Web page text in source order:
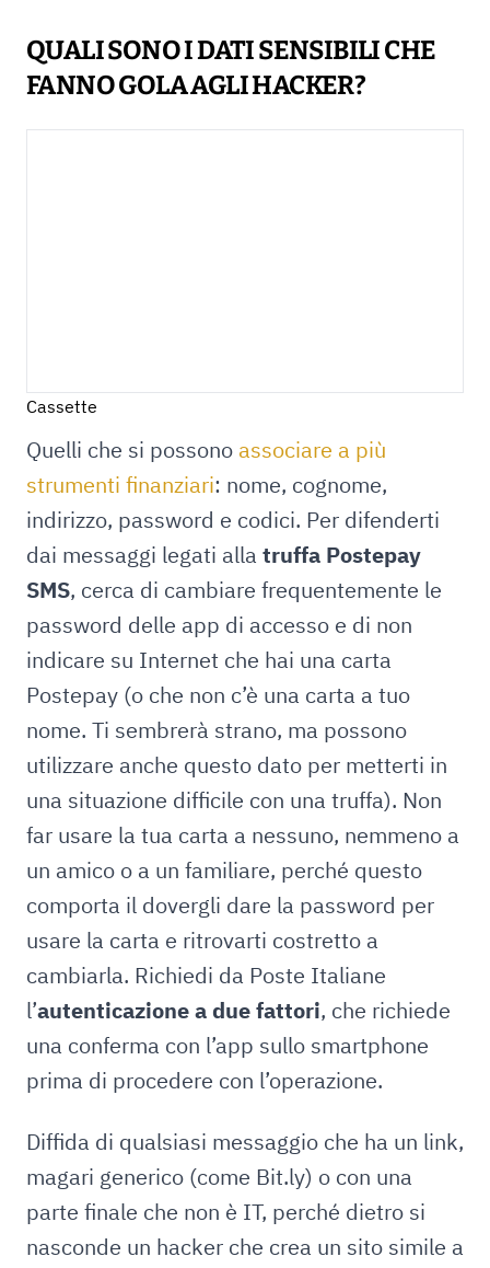
QUALI SONO I DATI SENSIBILI CHE
FANNO GOLA AGLI HACKER?
Cassette
Quelli che si possono associare a più
strumenti finanziari: nome, cognome,
indirizzo, password e codici. Per difenderti
dai messaggi legati alla truffa Postepay
SMS, cerca di cambiare frequentemente le
password delle app di accesso e di non
indicare su Internet che hai una carta
Postepay (o che non c’è una carta a tuo
nome. Ti sembrerà strano, ma possono
utilizzare anche questo dato per metterti in
una situazione difficile con una truffa). Non
far usare la tua carta a nessuno, nemmeno a
un amico o a un familiare, perché questo
comporta il dovergli dare la password per
usare la carta e ritrovarti costretto a
cambiarla. Richiedi da Poste Italiane
l’autenticazione a due fattori, che richiede
una conferma con l’app sullo smartphone
prima di procedere con l’operazione.
Diffida di qualsiasi messaggio che ha un link,
magari generico (come Bit.ly) o con una
parte finale che non è IT, perché dietro si
nasconde un hacker che crea un sito simile a